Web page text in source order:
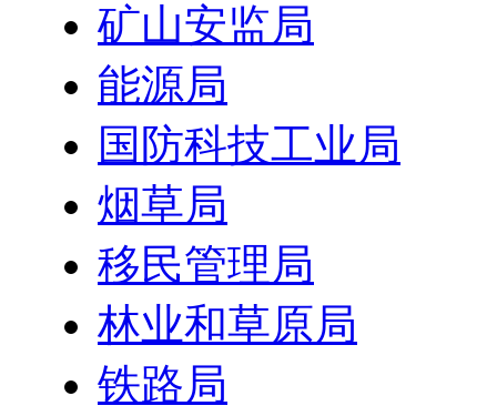
矿山安监局
能源局
国防科技工业局
烟草局
移民管理局
林业和草原局
铁路局